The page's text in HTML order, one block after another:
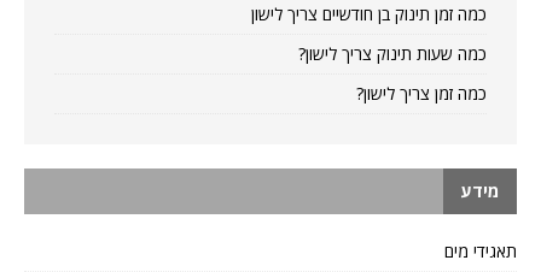
כמה זמן תינוק בן חודשיים צריך לישון
כמה שעות תינוק צריך לישון?
כמה זמן צריך לישון?
מידע
תאגידי מים